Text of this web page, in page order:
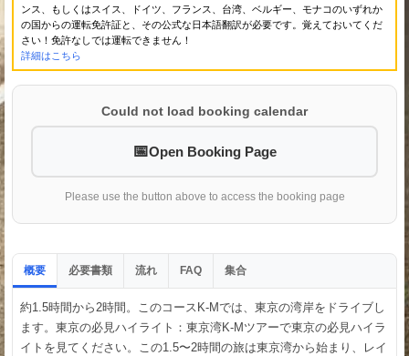
ンス、もしくはスイス、ドイツ、フランス、台湾、ベルギー、モナコのいずれか
の国からの運転免許証と、その公式な日本語翻訳が必要です。覚えておいてくだ
さい！免許なしでは運転できません！
詳細はこちら
Could not load booking calendar
Open Booking Page
Please use the button above to access the booking page
概要 必要書類 流れ FAQ 集合
約1.5時間から2時間。このコースK-Mでは、東京の湾岸をドライブし
ます。東京の必見ハイライト：東京湾K-Mツアーで東京の必見ハイラ
イトを見てください。この1.5〜2時間の旅は東京湾から始まり、レイ